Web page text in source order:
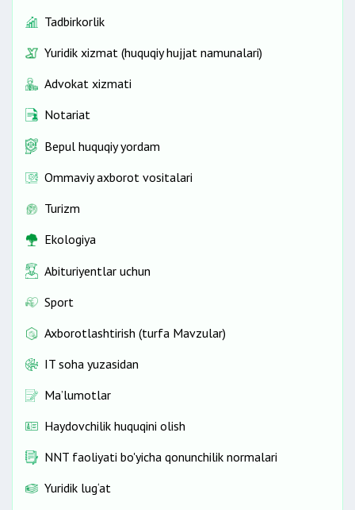
Tadbirkorlik
Yuridik xizmat (huquqiy hujjat namunalari)
Advokat xizmati
Notariat
Bepul huquqiy yordam
Ommaviy axborot vositalari
Turizm
Ekologiya
Abituriyentlar uchun
Sport
Axborotlashtirish (turfa Mavzular)
IT soha yuzasidan
Ma’lumotlar
Haydovchilik huquqini olish
NNT faoliyati bo'yicha qonunchilik normalari
Yuridik lug‘at